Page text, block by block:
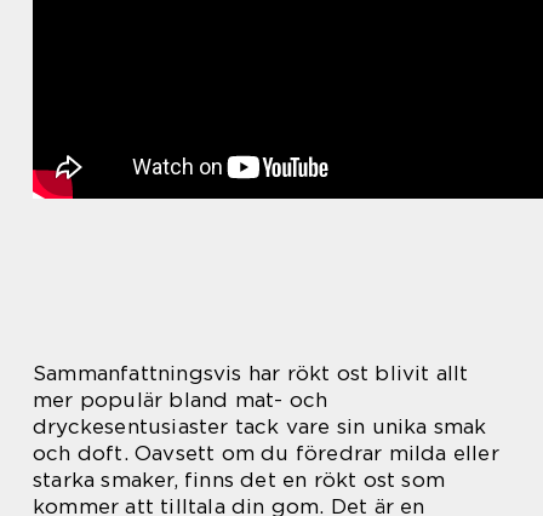
Sammanfattningsvis har rökt ost blivit allt
mer populär bland mat- och
dryckesentusiaster tack vare sin unika smak
och doft. Oavsett om du föredrar milda eller
starka smaker, finns det en rökt ost som
kommer att tilltala din gom. Det är en